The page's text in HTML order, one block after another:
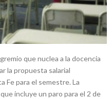
que nuclea a la docencia
la propuesta salarial
Fe para el semestre. La
incluye un paro para el 2 de